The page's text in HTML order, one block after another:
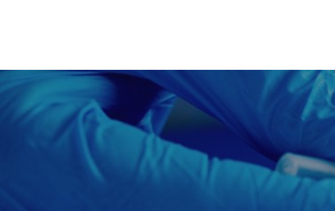
Navegação
de
artigos